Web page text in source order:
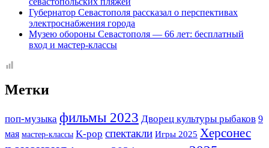
Губернатор Севастополя рассказал о перспективах
электроснабжения города
Музею обороны Севастополя — 66 лет: бесплатный
вход и мастер-классы
Метки
поп-музыка фильмы 2023 Дворец культуры рыбаков 9
мая мастер-классы K-pop спектакли Игры 2025 Херсонес